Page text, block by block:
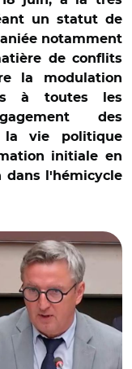
un statut de
notamment
de conflits
la modulation
à toutes les
des
la vie politique
initiale en
dans l'hémicycle